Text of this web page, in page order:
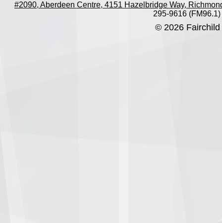
#2090, Aberdeen Centre, 4151 Hazelbridge Way,
295-9616 (FM96.1)
© 2026 Fairchild